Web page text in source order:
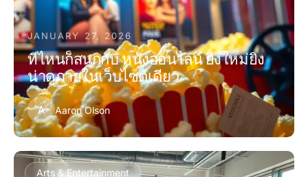
JANUARY 27, 2026
ที่ไหนก็สนุกกับ หนังออนไลน์ ยิ่งใหม่ยิ่ง
น่าดูภายในเว็บไซต์เดียว
A Aaron Olson
Arts & Entertainment